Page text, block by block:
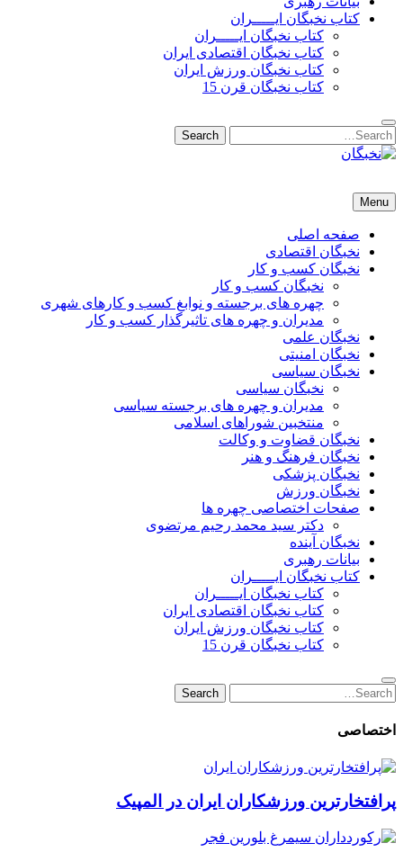
کتاب نخبگان ایـــــران
کتاب نخبگان ایـــــران
کتاب نخبگان اقتصادی ایران
کتاب نخبگان ورزش ایران
کتاب نخبگان قرن 15
Search
for:
Search
نخبگان تایمز/ کتاب نخبگان + پورتال رسمی کتاب نخبگان ایران –
ورزش ایران – کتاب نخبگان کسب و کار ایران – کتاب نخبگان ایران
Menu
صفحه اصلی
نخبگان اقتصادی
نخبگان کسب و کار
نخبگان کسب و کار
چهره های برجسته و نوابغ کسب و کارهای شهری
مدیران و چهره های تاثیرگذار کسب و کار
نخبگان علمی
نخبگان امنیتی
نخبگان سیاسی
نخبگان سیاسی
مدیران و چهره های برجسته سیاسی
منتخبین شوراهای اسلامی
نخبگان قضاوت و وکالت
نخبگان فرهنگ و هنر
نخبگان پزشکی
نخبگان ورزش
صفحات اختصاصی چهره ها
دکتر سید محمد رحیم مرتضوی
نخبگان آینده
بیانات رهبری
کتاب نخبگان ایـــــران
کتاب نخبگان ایـــــران
کتاب نخبگان اقتصادی ایران
کتاب نخبگان ورزش ایران
کتاب نخبگان قرن 15
Search
for:
Search
اختصاصی
پرافتخارترین ورزشکاران ایران در المپیک